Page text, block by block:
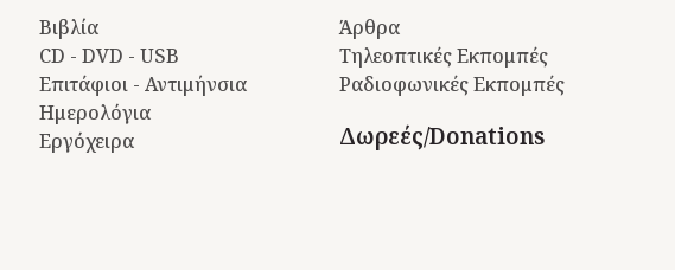
Βιβλία
CD - DVD - USB
Επιτάφιοι - Αντιμήνσια
Ημερολόγια
Εργόχειρα
Άρθρα
Τηλεοπτικές Εκπομπές
Ραδιοφωνικές Εκπομπές
Δωρεές/Donations